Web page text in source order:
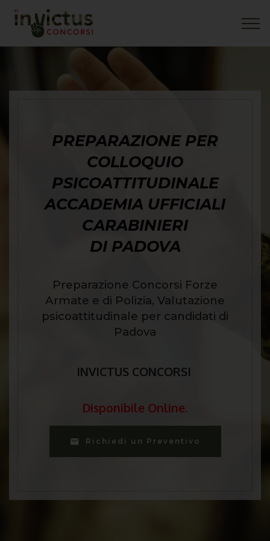
PREPARAZIONE PER
COLLOQUIO
PSICOATTITUDINALE
ACCADEMIA UFFICIALI
CARABINIERI
DI PADOVA
Preparazione Concorsi Forze
Armate e di Polizia, Valutazione
psicoattitudinale per candidati di
Padova
INVICTUS CONCORSI
Disponibile Online.
Richiedi un Preventivo